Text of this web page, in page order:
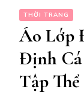
THỜI TRANG
Áo Lớp
Định
Tập Thể